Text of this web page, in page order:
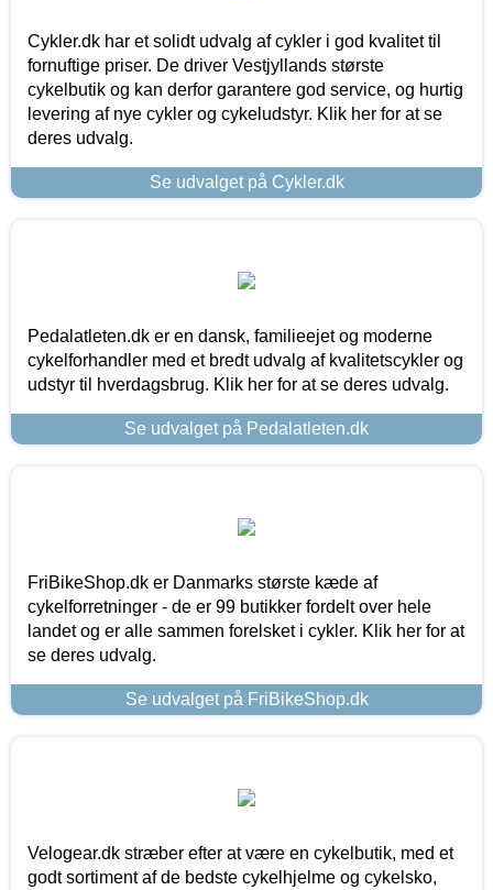
Cykler.dk har et solidt udvalg af cykler i god kvalitet til
fornuftige priser. De driver Vestjyllands største
cykelbutik og kan derfor garantere god service, og hurtig
levering af nye cykler og cykeludstyr. Klik her for at se
deres udvalg.
Se udvalget på Cykler.dk
Pedalatleten.dk er en dansk, familieejet og moderne
cykelforhandler med et bredt udvalg af kvalitetscykler og
udstyr til hverdagsbrug. Klik her for at se deres udvalg.
Se udvalget på Pedalatleten.dk
FriBikeShop.dk er Danmarks største kæde af
cykelforretninger - de er 99 butikker fordelt over hele
landet og er alle sammen forelsket i cykler. Klik her for at
se deres udvalg.
Se udvalget på FriBikeShop.dk
Velogear.dk stræber efter at være en cykelbutik, med et
godt sortiment af de bedste cykelhjelme og cykelsko,